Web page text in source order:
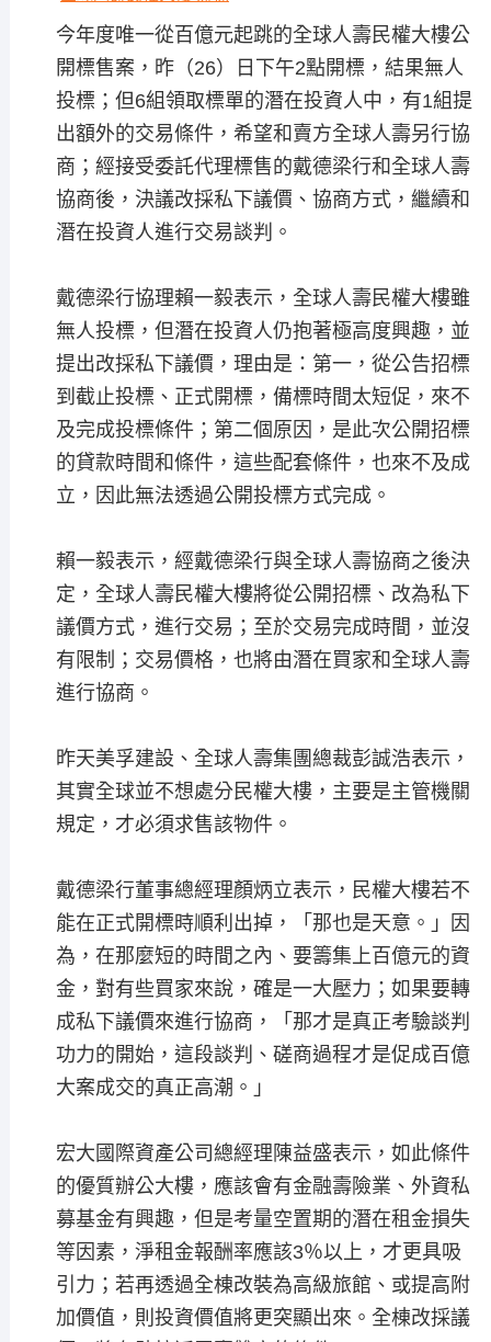
今年度唯一從百億元起跳的全球人壽民權大樓公
開標售案，昨（26）日下午2點開標，結果無人
投標；但6組領取標單的潛在投資人中，有1組提
出額外的交易條件，希望和賣方全球人壽另行協
商；經接受委託代理標售的戴德梁行和全球人壽
協商後，決議改採私下議價、協商方式，繼續和
潛在投資人進行交易談判。
戴德梁行協理賴一毅表示，全球人壽民權大樓雖
無人投標，但潛在投資人仍抱著極高度興趣，並
提出改採私下議價，理由是：第一，從公告招標
到截止投標、正式開標，備標時間太短促，來不
及完成投標條件；第二個原因，是此次公開招標
的貸款時間和條件，這些配套條件，也來不及成
立，因此無法透過公開投標方式完成。
賴一毅表示，經戴德梁行與全球人壽協商之後決
定，全球人壽民權大樓將從公開招標、改為私下
議價方式，進行交易；至於交易完成時間，並沒
有限制；交易價格，也將由潛在買家和全球人壽
進行協商。
昨天美孚建設、全球人壽集團總裁彭誠浩表示，
其實全球並不想處分民權大樓，主要是主管機關
規定，才必須求售該物件。
戴德梁行董事總經理顏炳立表示，民權大樓若不
能在正式開標時順利出掉，「那也是天意。」因
為，在那麼短的時間之內、要籌集上百億元的資
金，對有些買家來說，確是一大壓力；如果要轉
成私下議價來進行協商，「那才是真正考驗談判
功力的開始，這段談判、磋商過程才是促成百億
大案成交的真正高潮。」
宏大國際資產公司總經理陳益盛表示，如此條件
的優質辦公大樓，應該會有金融壽險業、外資私
募基金有興趣，但是考量空置期的潛在租金損失
等因素，淨租金報酬率應該3％以上，才更具吸
引力；若再透過全棟改裝為高級旅館、或提高附
加價值，則投資價值將更突顯出來。全棟改採議